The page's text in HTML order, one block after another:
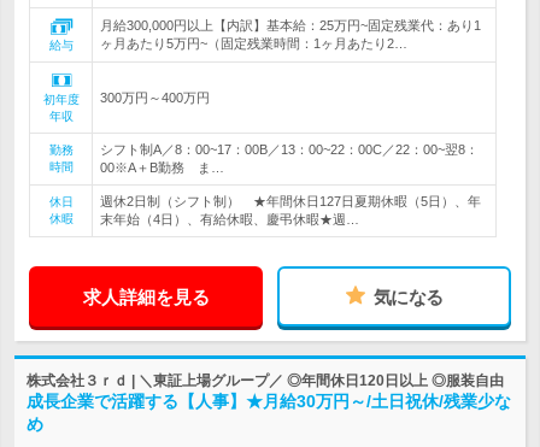
給与
月給300,000円以上【内訳】基本給：25万円~固定残業代：あり1
ヶ月あたり5万円~（固定残業時間：1ヶ月あたり2…
初年度
年収
300万円～400万円
勤務
時間
シフト制A／8：00~17：00B／13：00~22：00C／22：00~翌8：
00※A＋B勤務 ま…
休日
休暇
週休2日制（シフト制） ★年間休日127日夏期休暇（5日）、年
末年始（4日）、有給休暇、慶弔休暇★週…
求人詳細を見る 気になる
株式会社３ｒｄ | ＼東証上場グループ／ ◎年間休日120日以上 ◎服装自由
成長企業で活躍する【人事】★月給30万円～/土日祝休/残業少な
め